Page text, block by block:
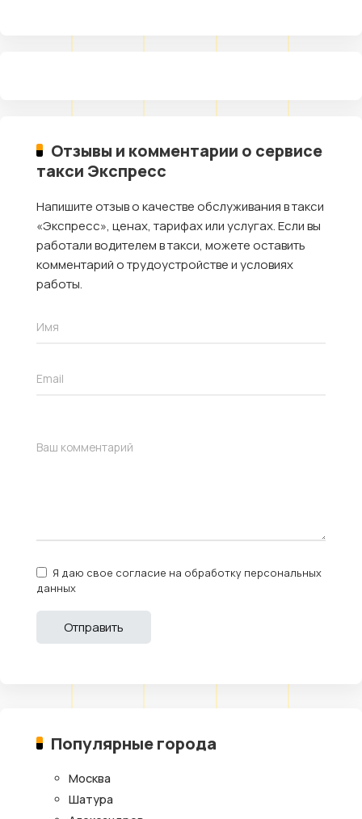
Отзывы и комментарии о сервисе
такси Экспресс
Напишите отзыв о качестве обслуживания в такси
«Экспресс», ценах, тарифах или услугах. Если вы
работали водителем в такси, можете оставить
комментарий о трудоустройстве и условиях
работы.
Я даю свое согласие на обработку персональных
данных
Популярные города
Москва
Шатура